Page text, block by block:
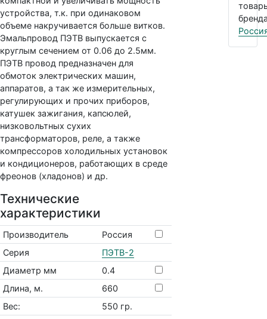
устройства, т.к. при одинаковом
объеме накручивается больше витков.
Эмальпровод ПЭТВ выпускается c
круглым сечением от 0.06 до 2.5мм.
ПЭТВ провод предназначен для
обмоток электрических машин,
аппаратов, а так же измерительных,
регулирующих и прочих приборов,
катушек зажигания, капсюлей,
низковольтных сухих
трансформаторов, реле, а также
компрессоров холодильных установок
и кондиционеров, работающих в среде
фреонов (хладонов) и др.
Технические
характеристики
Производитель
Россия
Серия
ПЭТВ-2
Диаметр мм
0.4
Длина, м.
660
Вес:
550 гр.